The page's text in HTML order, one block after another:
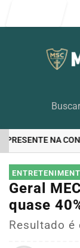
NA
EM ALTA
Geral
quase
Resultado